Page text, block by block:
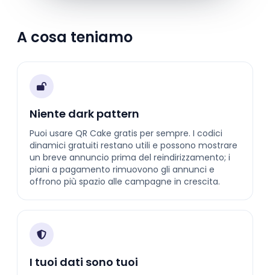
A cosa teniamo
Niente dark pattern
Puoi usare QR Cake gratis per sempre. I codici
dinamici gratuiti restano utili e possono mostrare
un breve annuncio prima del reindirizzamento; i
piani a pagamento rimuovono gli annunci e
offrono più spazio alle campagne in crescita.
I tuoi dati sono tuoi